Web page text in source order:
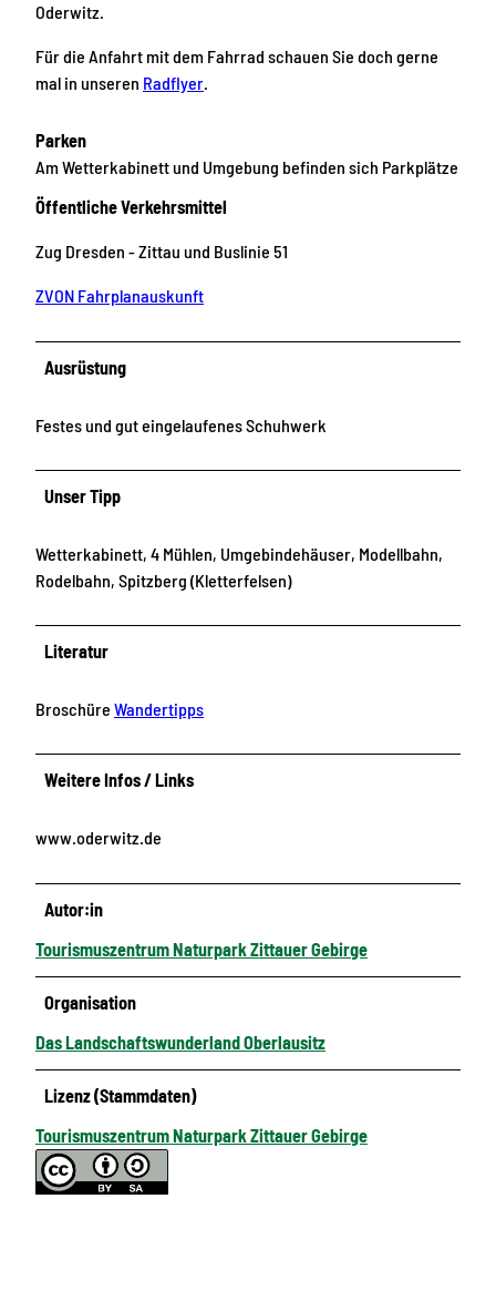
Oderwitz.
Für die Anfahrt mit dem Fahrrad schauen Sie doch gerne
mal in unseren Radflyer.
Parken
Am Wetterkabinett und Umgebung befinden sich Parkplätze
Öffentliche Verkehrsmittel
Zug Dresden - Zittau und Buslinie 51
ZVON Fahrplanauskunft
Ausrüstung
Festes und gut eingelaufenes Schuhwerk
Unser Tipp
Wetterkabinett, 4 Mühlen, Umgebindehäuser, Modellbahn,
Rodelbahn, Spitzberg (Kletterfelsen)
Literatur
Broschüre Wandertipps
Weitere Infos / Links
www.oderwitz.de
Autor:in
Tourismuszentrum Naturpark Zittauer Gebirge
Organisation
Das Landschaftswunderland Oberlausitz
Lizenz (Stammdaten)
Tourismuszentrum Naturpark Zittauer Gebirge